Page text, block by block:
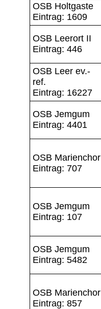
OSB Holtgaste
Eintrag: 1609
OSB Leerort II
Eintrag: 446
OSB Leer ev.-
ref.
Eintrag: 16227
OSB Jemgum
Eintrag: 4401
OSB Marienchor
Eintrag: 707
OSB Jemgum
Eintrag: 107
OSB Jemgum
Eintrag: 5482
OSB Marienchor
Eintrag: 857